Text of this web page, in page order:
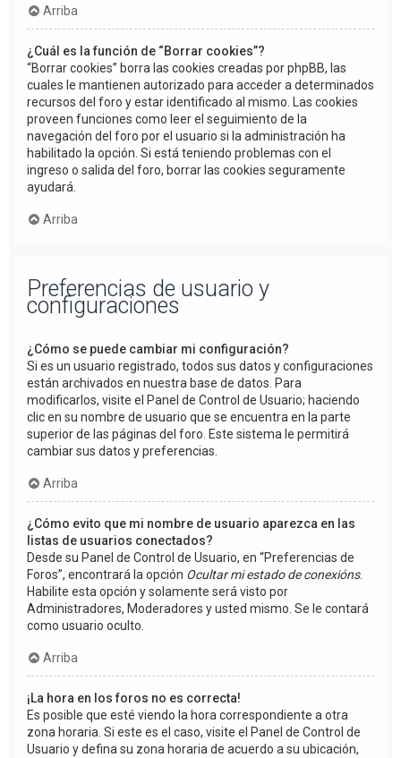
Arriba
¿Cuál es la función de “Borrar cookies”?
“Borrar cookies” borra las cookies creadas por phpBB, las
cuales le mantienen autorizado para acceder a determinados
recursos del foro y estar identificado al mismo. Las cookies
proveen funciones como leer el seguimiento de la
navegación del foro por el usuario si la administración ha
habilitado la opción. Si está teniendo problemas con el
ingreso o salida del foro, borrar las cookies seguramente
ayudará.
Arriba
Preferencias de usuario y
configuraciones
¿Cómo se puede cambiar mi configuración?
Si es un usuario registrado, todos sus datos y configuraciones
están archivados en nuestra base de datos. Para
modificarlos, visite el Panel de Control de Usuario; haciendo
clic en su nombre de usuario que se encuentra en la parte
superior de las páginas del foro. Este sistema le permitirá
cambiar sus datos y preferencias.
Arriba
¿Cómo evito que mi nombre de usuario aparezca en las
listas de usuarios conectados?
Desde su Panel de Control de Usuario, en “Preferencias de
Foros”, encontrará la opción Ocultar mi estado de conexións.
Habilite esta opción y solamente será visto por
Administradores, Moderadores y usted mismo. Se le contará
como usuario oculto.
Arriba
¡La hora en los foros no es correcta!
Es posible que esté viendo la hora correspondiente a otra
zona horaria. Si este es el caso, visite el Panel de Control de
Usuario y defina su zona horaria de acuerdo a su ubicación,